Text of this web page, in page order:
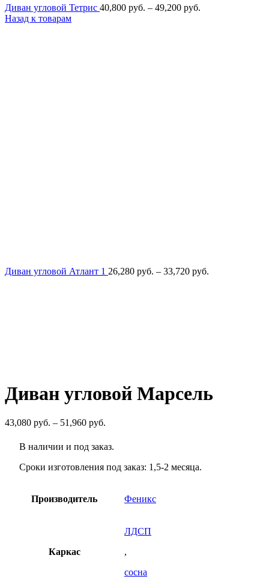
Диван угловой Тетрис 40,800 руб. – 49,200 руб.
Назад к товарам
Диван угловой Атлант 1 26,280 руб. – 33,720 руб.
Диван угловой Марсель
43,080 руб. – 51,960 руб.
43,080
–
В наличии и под заказ.
Сроки изготовления под заказ: 1,5-2 месяца.
Производитель Феникс
Каркас
ЛДСП
,
сосна